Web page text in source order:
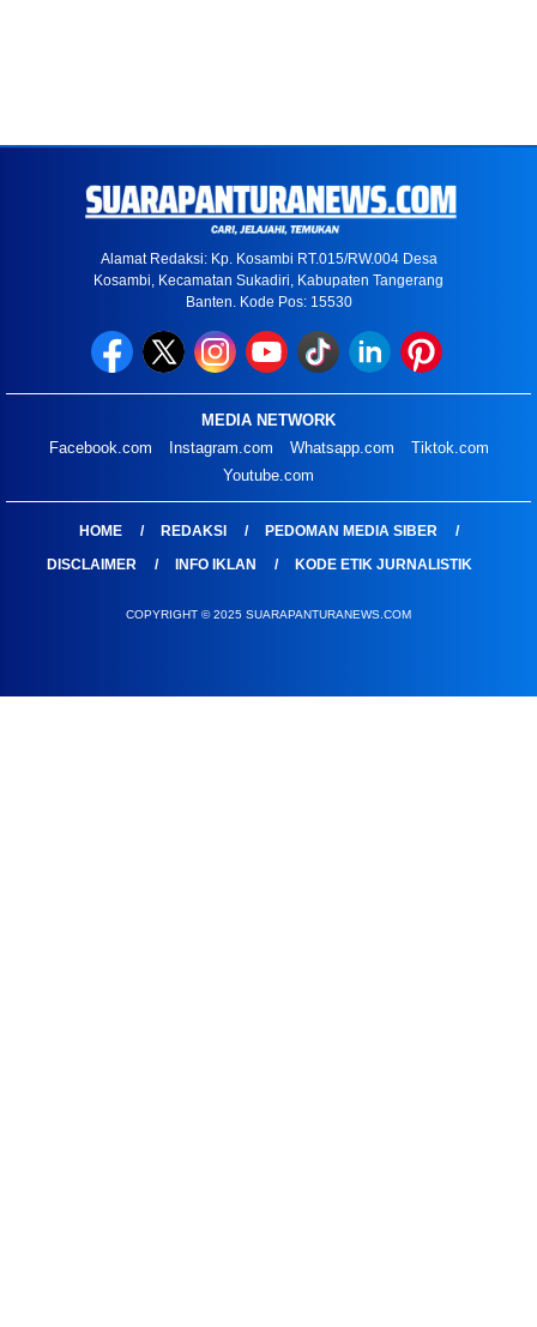
Alamat Redaksi: Kp. Kosambi RT.015/RW.004 Desa
Kosambi, Kecamatan Sukadiri, Kabupaten Tangerang
Banten. Kode Pos: 15530
MEDIA NETWORK
Facebook.com
Instagram.com Whatsapp.com
Tiktok.com
Youtube.com
HOME REDAKSI
PEDOMAN MEDIA SIBER
DISCLAIMER
INFO IKLAN KODE ETIK JURNALISTIK
COPYRIGHT © 2025 SUARAPANTURANEWS.COM